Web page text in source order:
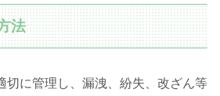
法
切に管理し、漏洩、紛失、改ざん等